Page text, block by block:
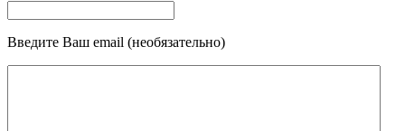
Введите Ваш email (необязательно)